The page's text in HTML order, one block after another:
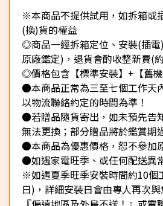
※本商品不提供試用，如拆箱或
(換)貨的權益
◎商品一經拆箱定位、安裝(插
原廠鑑定)，退貨會酌收整新費(
◎價格包含【標準安裝】+【舊機
●本商品正常為三至七個工作天
以物流聯絡約定的時間為準！
●若贈品隨貨寄出，如未預先告
無法更換；部分贈品將於鑑賞期
●本商品為優惠價格，恕不參加
●如遇家電旺季、或任何配送異
※如遇夏季旺季安裝時間約10個
日)，詳細安裝日會由專人再次與